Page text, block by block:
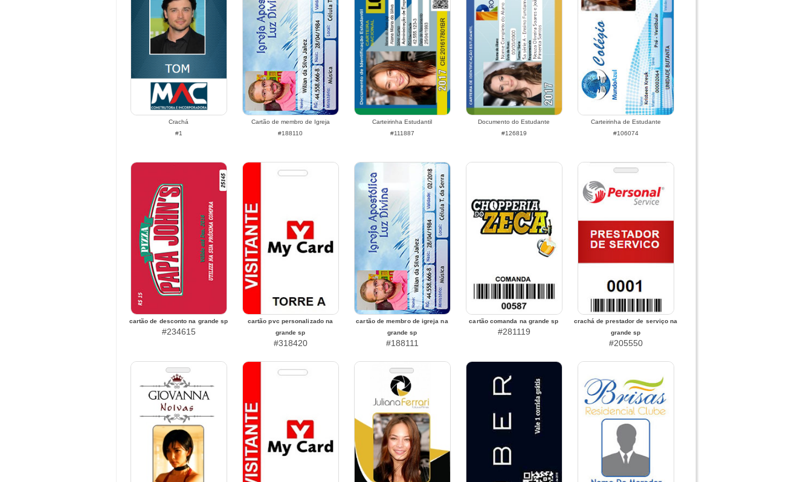
Crachá
#1
Cartão de membro de Igreja
#188110
Carteirinha Estudantil
#111887
Documento do Estudante
#126819
Carteirinha de Estudante
#106074
cartão de desconto na grande sp
#234615
cartão pvc personalizado na
grande sp
#318420
cartão de membro de igreja na
grande sp
#188111
cartão comanda na grande sp
#281119
crachá de prestador de serviço na
grande sp
#205550